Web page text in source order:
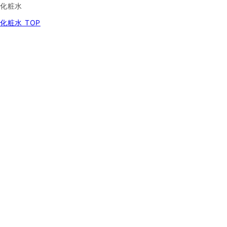
化粧水
化粧水 TOP